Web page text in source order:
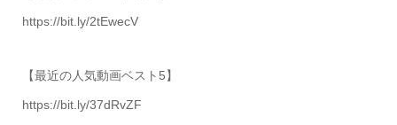
https://bit.ly/2tEwecV
【最近の人気動画ベスト5】
https://bit.ly/37dRvZF